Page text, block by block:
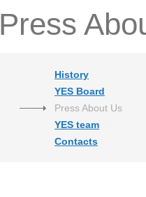
Press
History
YES Board
Press About Us
YES team
Contacts